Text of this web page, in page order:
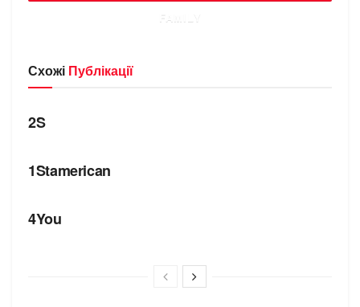
FAMILY
Схожі Публікації
БРЕНДИ
2S
1Stamerican
4You